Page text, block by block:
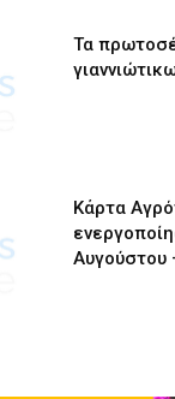
Τα
Κάρτα
Αυγούστου